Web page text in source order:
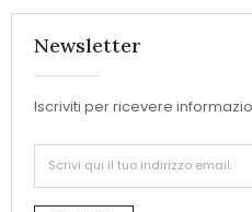
Newsletter
Iscriviti per ricevere